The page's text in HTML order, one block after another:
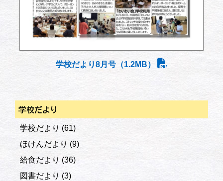
学校だより8月号（1.2MB）
学校だより
学校だより (61)
ほけんだより (9)
給食だより (36)
図書だより (3)